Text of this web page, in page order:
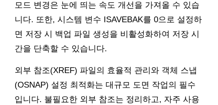
모드 변경은 눈에 띄는 속도 개선을 가져올 수 있습
니다. 또한, 시스템 변수 ISAVEBAK를 0으로 설정하
면 저장 시 백업 파일 생성을 비활성화하여 저장 시
간을 단축할 수 있습니다.
외부 참조(XREF) 파일의 효율적 관리와 객체 스냅
(OSNAP) 설정 최적화는 대규모 도면 작업의 필수
입니다. 불필요한 외부 참조는 정리하고, 자주 사용